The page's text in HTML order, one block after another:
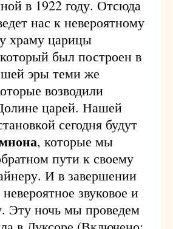
в 1922 году. Отсюда
нас к невероятному
храму царицы
был построен в
эры теми же
возводили
царей. Нашей
сегодня будут
, которые мы
пути к своему
И в завершении
звуковое и
Эту ночь мы проведем